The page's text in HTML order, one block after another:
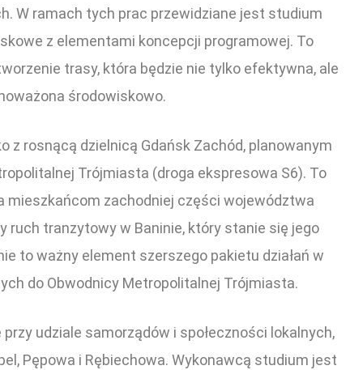
W ramach tych prac przewidziane jest studium
z elementami koncepcji programowej. To
trasy, która będzie nie tylko efektywna, ale
środowiskowo.
z rosnącą dzielnicą Gdańsk Zachód, planowanym
Trójmiasta (droga ekspresowa S6). To
mieszkańcom zachodniej części województwa
ruch tranzytowy w Baninie, który stanie się jego
to ważny element szerszego pakietu działań w
do Obwodnicy Metropolitalnej Trójmiasta.
udziale samorządów i społeczności lokalnych,
Pępowa i Rębiechowa. Wykonawcą studium jest